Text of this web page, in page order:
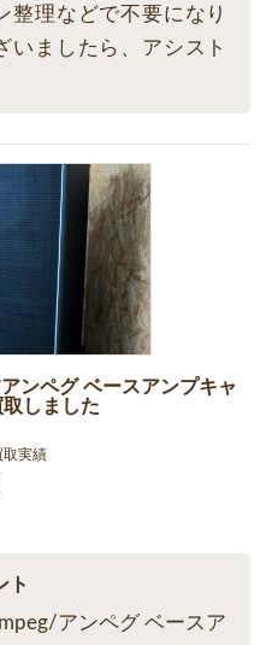
整理などで不要になり
いましたら、アシスト
ンペグ ベースアンプキャ
しました
取実績
ト
アンペグ ベースア